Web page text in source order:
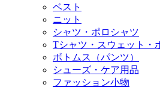
ベスト
ニット
シャツ・ポロシャツ
Tシャツ・スウェット・
ボトムス（パンツ）
シューズ・ケア用品
ファッション小物